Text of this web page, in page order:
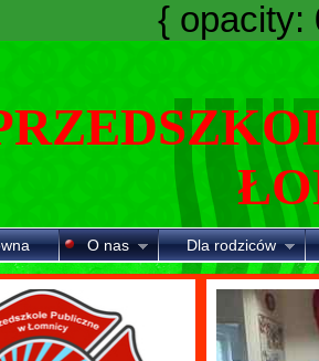
{ opacity:
O nas Dla rodziców